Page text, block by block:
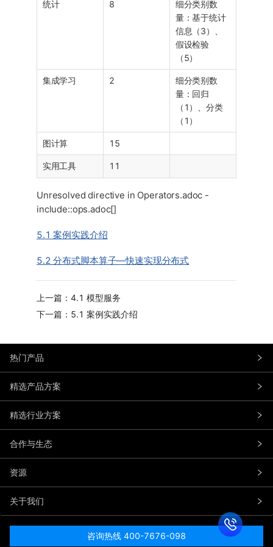
统计 8
细分类别数
量：基于统计
信息（3）、
假设检验
（5）
集成学习 2
细分类别数
量：回归
（1）、分类
（1）
图计算 15
实用工具 11
Unresolved directive in Operators.adoc -
include::ops.adoc[]
5.1 案例实践介绍
5.2 分布式脚本算子—快速实现分布式
上一篇：4.1 模型服务
下一篇：5.1 案例实践介绍
热门产品
精选产品方案
精选行业方案
合作与生态
资源
关于我们
咨询热线 400-7676-098